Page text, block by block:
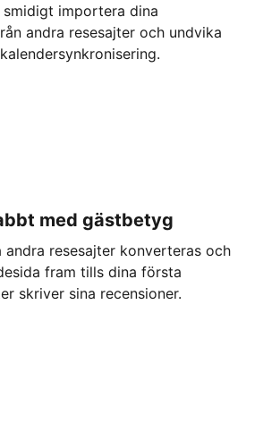
importera dina
andra resesajter och undvika
med gästbetyg
resesajter konverteras och
fram tills dina första
skriver sina recensioner.